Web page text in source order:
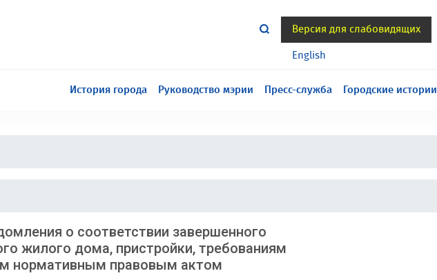
Версия для слабовидящих
English
История города Руководство мэрии Пресс-служба Городские истории
о соответствии завершенного
жилого дома, пристройки, требованиям
нормативным правовым актом